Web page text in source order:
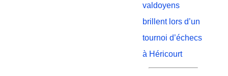
valdoyens
brillent lors d’un
tournoi d’échecs
à Héricourt